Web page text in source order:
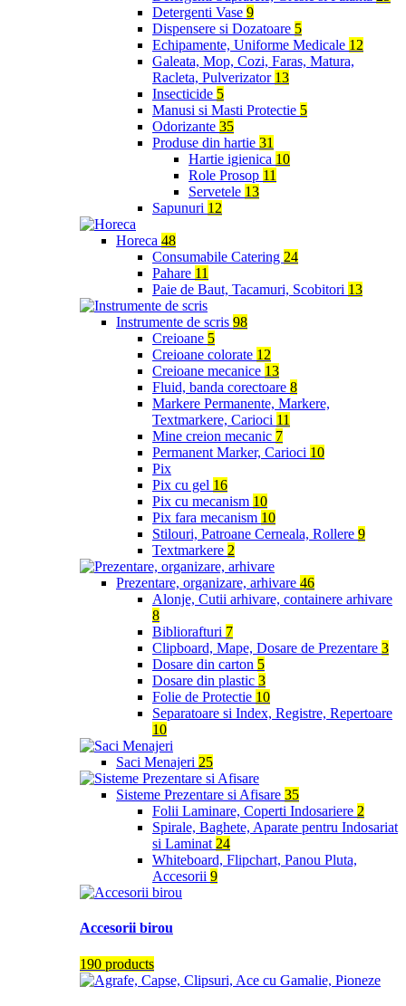
Detergenti Vase 9
Dispensere si Dozatoare 5
Echipamente, Uniforme Medicale 12
Galeata, Mop, Cozi, Faras, Matura,
Racleta, Pulverizator 13
Insecticide 5
Manusi si Masti Protectie 5
Odorizante 35
Produse din hartie 31
Hartie igienica 10
Role Prosop 11
Servetele 13
Sapunuri 12
Horeca 48
Consumabile Catering 24
Pahare 11
Paie de Baut, Tacamuri, Scobitori 13
Instrumente de scris 98
Creioane 5
Creioane colorate 12
Creioane mecanice 13
Fluid, banda corectoare 8
Markere Permanente, Markere,
Textmarkere, Carioci 11
Mine creion mecanic 7
Permanent Marker, Carioci 10
Pix
Pix cu gel 16
Pix cu mecanism 10
Pix fara mecanism 10
Stilouri, Patroane Cerneala, Rollere 9
Textmarkere 2
Prezentare, organizare, arhivare 46
Alonje, Cutii arhivare, containere arhivare
8
Bibliorafturi 7
Clipboard, Mape, Dosare de Prezentare 3
Dosare din carton 5
Dosare din plastic 3
Folie de Protectie 10
Separatoare si Index, Registre, Repertoare
10
Saci Menajeri 25
Sisteme Prezentare si Afisare 35
Folii Laminare, Coperti Indosariere 2
Spirale, Baghete, Aparate pentru Indosariat
si Laminat 24
Whiteboard, Flipchart, Panou Pluta,
Accesorii 9
Accesorii birou
190 products